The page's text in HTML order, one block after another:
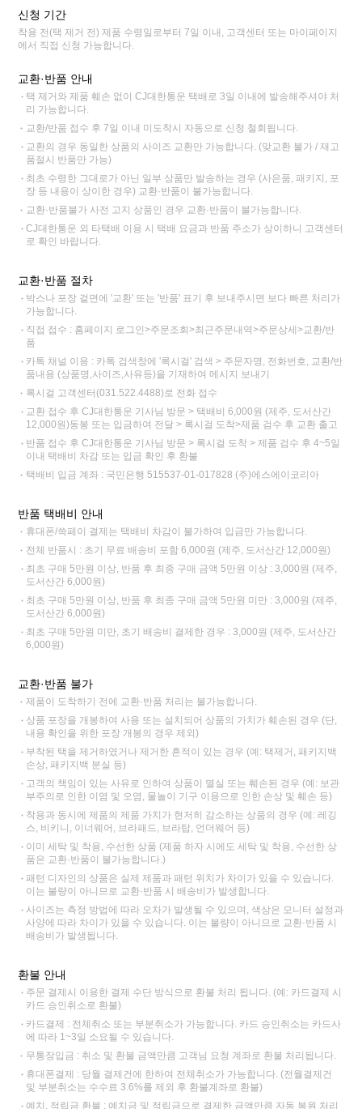
신청 기간
착용 전(택 제거 전) 제품 수령일로부터 7일 이내, 고객센터 또는 마이페이지
에서 직접 신청 가능합니다.
교환·반품 안내
택 제거와 제품 훼손 없이 CJ대한통운 택배로 3일 이내에 발송해주셔야 처
리 가능합니다.
교환/반품 접수 후 7일 이내 미도착시 자동으로 신청 철회됩니다.
교환의 경우 동일한 상품의 사이즈 교환만 가능합니다. (맞교환 불가 / 재고
품절시 반품만 가능)
최초 수령한 그대로가 아닌 일부 상품만 발송하는 경우 (사은품, 패키지, 포
장 등 내용이 상이한 경우) 교환·반품이 불가능합니다.
교환·반품불가 사전 고지 상품인 경우 교환·반품이 불가능합니다.
CJ대한통운 외 타택배 이용 시 택배 요금과 반품 주소가 상이하니 고객센터
로 확인 바랍니다.
교환·반품 절차
박스나 포장 겉면에 '교환' 또는 '반품' 표기 후 보내주시면 보다 빠른 처리가
가능합니다.
직접 접수 : 홈페이지 로그인>주문조회>최근주문내역>주문상세>교환/반
품
카톡 채널 이용 : 카톡 검색창에 '록시걸' 검색 > 주문자명, 전화번호, 교환/반
품내용 (상품명,사이즈,사유등)을 기재하여 메시지 보내기
록시걸 고객센터(031.522.4488)로 전화 접수
교환 접수 후 CJ대한통운 기사님 방문 > 택배비 6,000원 (제주, 도서산간
12,000원)동봉 또는 입금하여 전달 > 록시걸 도착>제품 검수 후 교환 출고
반품 접수 후 CJ대한통운 기사님 방문 > 록시걸 도착 > 제품 검수 후 4~5일
이내 택배비 차감 또는 입금 확인 후 환불
택배비 입금 계좌 : 국민은행 515537-01-017828 (주)에스에이코리아
반품 택배비 안내
휴대폰/쓱페이 결제는 택배비 차감이 불가하여 입금만 가능합니다.
전체 반품시 : 초기 무료 배송비 포함 6,000원 (제주, 도서산간 12,000원)
최초 구매 5만원 이상, 반품 후 최종 구매 금액 5만원 이상 : 3,000원 (제주,
도서산간 6,000원)
최초 구매 5만원 이상, 반품 후 최종 구매 금액 5만원 미만 : 3,000원 (제주,
도서산간 6,000원)
최초 구매 5만원 미만, 초기 배송비 결제한 경우 : 3,000원 (제주, 도서산간
6,000원)
교환·반품 불가
제품이 도착하기 전에 교환·반품 처리는 불가능합니다.
상품 포장을 개봉하여 사용 또는 설치되어 상품의 가치가 훼손된 경우 (단,
내용 확인을 위한 포장 개봉의 경우 제외)
부착된 택을 제거하였거나 제거한 흔적이 있는 경우 (예: 택제거, 패키지백
손상, 패키지백 분실 등)
고객의 책임이 있는 사유로 인하여 상품이 멸실 또는 훼손된 경우 (예: 보관
부주의로 인한 이염 및 오염, 물놀이 기구 이용으로 인한 손상 및 훼손 등)
착용과 동시에 제품의 제품 가치가 현저히 감소하는 상품의 경우 (예: 레깅
스, 비키니, 이너웨어, 브라패드, 브라탑, 언더웨어 등)
이미 세탁 및 착용, 수선한 상품 (제품 하자 시에도 세탁 및 착용, 수선한 상
품은 교환·반품이 불가능합니다.)
패턴 디자인의 상품은 실제 제품과 패턴 위치가 차이가 있을 수 있습니다.
이는 불량이 아니므로 교환·반품 시 배송비가 발생합니다.
사이즈는 측정 방법에 따라 오차가 발생될 수 있으며, 색상은 모니터 설정과
사양에 따라 차이가 있을 수 있습니다. 이는 불량이 아니므로 교환·반품 시
배송비가 발생됩니다.
환불 안내
주문 결제시 이용한 결제 수단 방식으로 환불 처리 됩니다. (예: 카드결제 시
카드 승인취소로 환불)
카드결제 : 전체취소 또는 부분취소가 가능합니다. 카드 승인취소는 카드사
에 따라 1~3일 소요될 수 있습니다.
무통장입금 : 취소 및 환불 금액만큼 고객님 요청 계좌로 환불 처리됩니다.
휴대폰결제 : 당월 결제건에 한하여 전체취소가 가능합니다. (전월결제건
및 부분취소는 수수료 3.6%를 제외 후 환불계좌로 환불)
예치, 적립금 환불 : 예치금 및 적립금으로 결제한 금액만큼 자동 복원 처리